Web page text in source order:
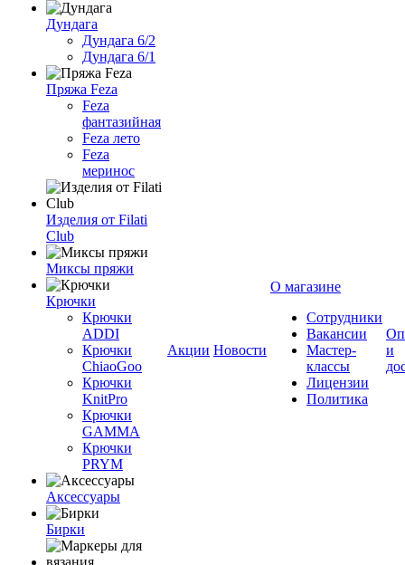
Дундага
Дундага 6/2
Дундага 6/1
Пряжа Feza
Feza
фантазийная
Feza лето
Feza
меринос
Изделия от Filati
Club
Миксы пряжи
Крючки
Крючки
ADDI
Крючки
ChiaoGoo
Крючки
KnitPro
Крючки
GAMMA
Крючки
PRYM
Аксессуары
Бирки
Акции Новости
О магазине
Сотрудники
Вакансии
Мастер-
классы
Лицензии
Политика
и